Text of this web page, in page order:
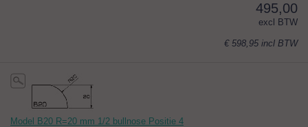
495,00
excl BTW
€ 598,95 incl BTW
Model B20 R=20 mm 1/2 bullnose Positie 4